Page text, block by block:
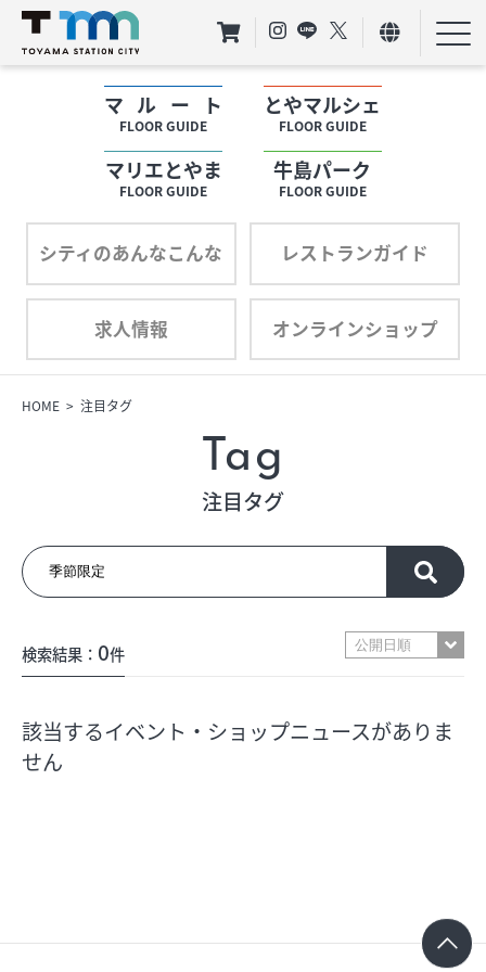
マルート
FLOOR GUIDE
とやマルシェ
FLOOR GUIDE
マリエとやま
FLOOR GUIDE
牛島パーク
FLOOR GUIDE
シティのあんなこんな レストランガイド
求人情報 オンラインショップ
フロアガイド
ショップリスト
プロフィール
フロアガイド
プロフィール
フロアガイド
ショップリスト
HOME 注目タグ
Tag
注目タグ
検索結果： 0件
該当するイベント・ショップニュースがありま
せん